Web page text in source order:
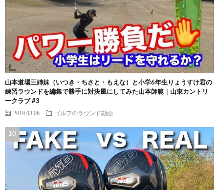
山本道場三姉妹（いつき・ちさと・もえな）と小学6年生りょうすけ君の
練習ラウンドを編集で勝手に対決風にしてみた山本師範｜山東カントリ
ークラブ #3
2019.03.06 ゴルフのラウンド動画